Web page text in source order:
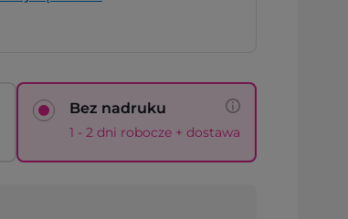
Bez nadruku
1 - 2 dni robocze + dostawa